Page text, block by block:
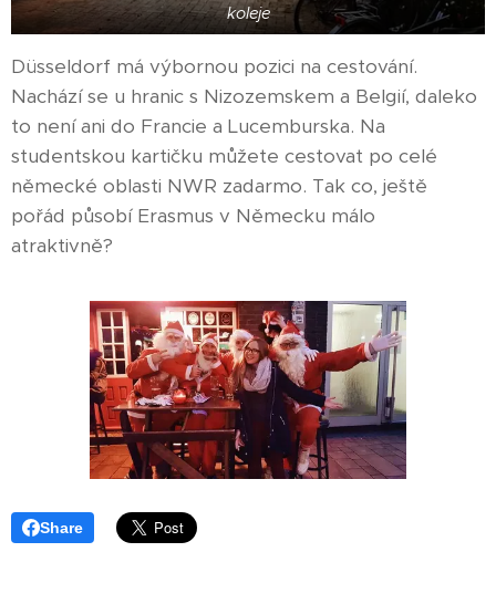
koleje
Düsseldorf má výbornou pozici na cestování.
Nachází se u hranic s Nizozemskem a Belgií, daleko
to není ani do Francie a Lucemburska. Na
studentskou kartičku můžete cestovat po celé
německé oblasti NWR zadarmo. Tak co, ještě
pořád působí Erasmus v Německu málo
atraktivně?
Share